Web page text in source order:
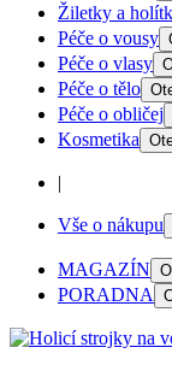
Žiletky a
Péče o vousy
Péče o vlasy
Péče o tělo
Péče o obličej
Kosmetika
|
Vše o nákupu
MAGAZÍN
PORADNA